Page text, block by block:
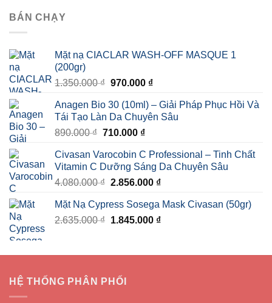
BÁN CHẠY
Mặt nạ CIACLAR WASH-OFF MASQUE 1
(200gr)
1.350.000₫ Giá
là:
1.350.000 ₫.
970.000 ₫Giá
tại
là:
Anagen Bio 30 (10ml) – Giải Pháp Phục Hồi Và
Tái Tạo Làn Da Chuyên Sâu
890.000₫ Giá
là:
890.000 ₫.
710.000 ₫Giá
tại
là:
710.000 ₫.
Civasan Varocobin C Professional – Tinh Chất
Vitamin C Dưỡng Sáng Da Chuyên Sâu
4.080.000₫ Giá
là:
4.080.000 ₫.
2.856.000 ₫Giá
tại
là:
Mặt Nạ Cypress Sosega Mask Civasan (50gr)
2.635.000₫ Giá
2.635.000 ₫.
1.845.000 ₫Giá
là:
HỆ THỐNG PHÂN PHỐI